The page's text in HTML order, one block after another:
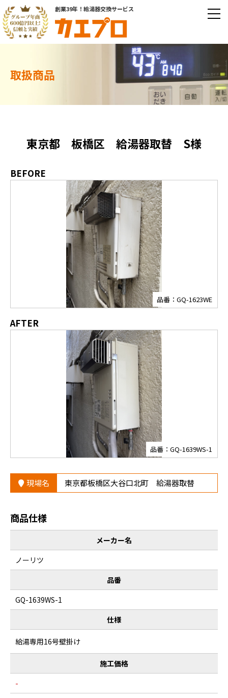
創業39年！給湯器交換サービス
取扱商品
東京都 板橋区 給湯器取替 S様
BEFORE
品番：GQ-1623WE
AFTER
品番：GQ-1639WS-1
現場名 東京都板橋区大谷口北町 給湯器取替
商品仕様
メーカー名
ノーリツ
品番
GQ-1639WS-1
仕様
給湯専用16号壁掛け
施工価格
-